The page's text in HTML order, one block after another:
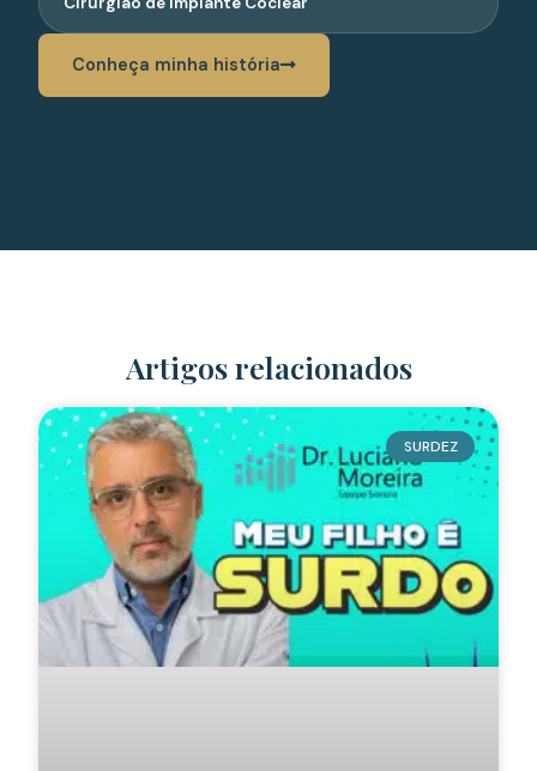
Conheça minha história
Artigos relacionados
SURDEZ